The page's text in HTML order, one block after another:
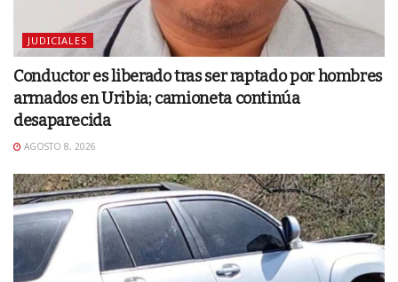
JUDICIALES
Conductor es liberado tras ser raptado por hombres
armados en Uribia; camioneta continúa
desaparecida
AGOSTO 8, 2026